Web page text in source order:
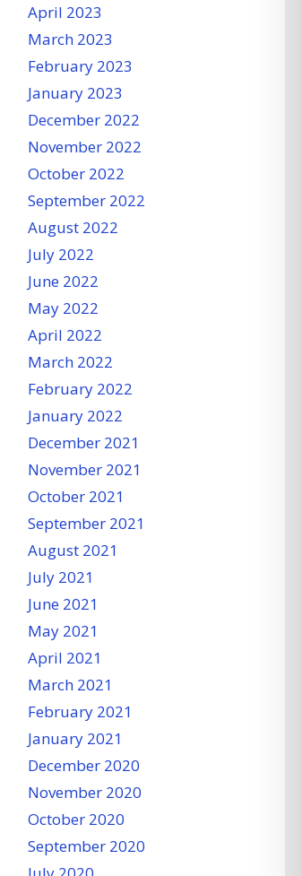
April 2023
March 2023
February 2023
January 2023
December 2022
November 2022
October 2022
September 2022
August 2022
July 2022
June 2022
May 2022
April 2022
March 2022
February 2022
January 2022
December 2021
November 2021
October 2021
September 2021
August 2021
July 2021
June 2021
May 2021
April 2021
March 2021
February 2021
January 2021
December 2020
November 2020
October 2020
September 2020